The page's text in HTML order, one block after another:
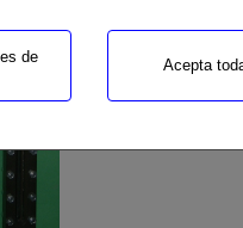
de
Acepta